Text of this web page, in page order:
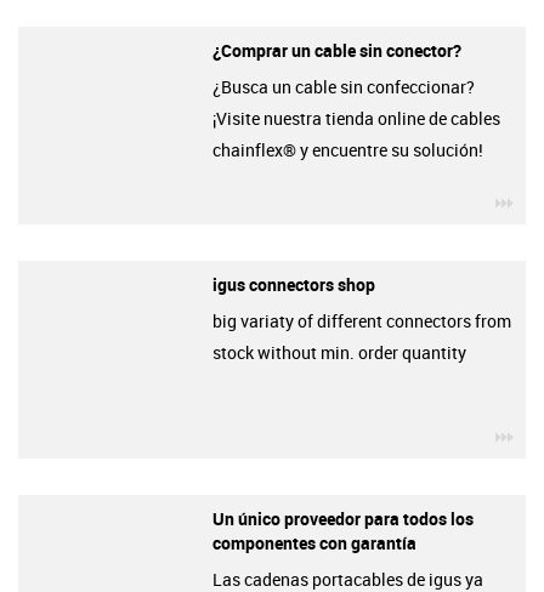
¿Comprar un cable sin conector?
¿Busca un cable sin confeccionar?
¡Visite nuestra tienda online de cables
chainflex® y encuentre su solución!
igus connectors shop
big variaty of different connectors from
stock without min. order quantity
Un único proveedor para todos los
componentes con garantía
Las cadenas portacables de igus ya